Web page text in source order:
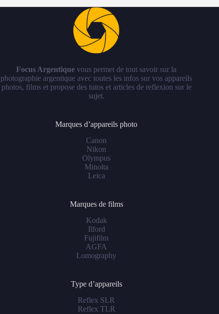
Focus Argentique vous permet de tout savoir sur la
photographie argentique avec toutes les infos sur vos appareils
photos, films et propose des tutos et articles de reflexion sur le
sujet.
Marques d’appareils photo
Canon
Nikon
Olympus
Minolta
Leica
Marques de films
Kodak
Ilford
Fujifilm
AGFA
Lomography
Type d’appareils
Reflex SLR
Reflex TLR